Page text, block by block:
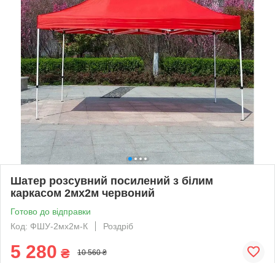
Шатер розсувний посилений з білим
каркасом 2мх2м червоний
Готово до відправки
Код: ФШУ-2мх2м-К
Роздріб
5 280 ₴ 10 560 ₴